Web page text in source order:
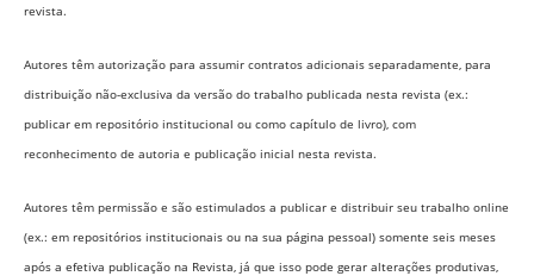
revista.
Autores têm autorização para assumir contratos adicionais separadamente, para
distribuição não-exclusiva da versão do trabalho publicada nesta revista (ex.:
publicar em repositório institucional ou como capítulo de livro), com
reconhecimento de autoria e publicação inicial nesta revista.
Autores têm permissão e são estimulados a publicar e distribuir seu trabalho online
(ex.: em repositórios institucionais ou na sua página pessoal) somente seis meses
após a efetiva publicação na Revista, já que isso pode gerar alterações produtivas,